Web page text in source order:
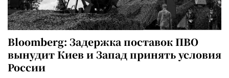
Bloomberg: Задержка поставок ПВО
вынудит Киев и Запад принять условия
России